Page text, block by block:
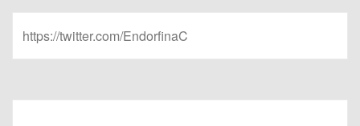
https://twitter.com/EndorfinaC